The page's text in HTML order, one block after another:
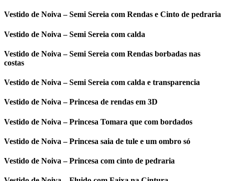
Vestido de Noiva – Semi Sereia com Rendas e Cinto de pedraria
Vestido de Noiva – Semi Sereia com calda
Vestido de Noiva – Semi Sereia com Rendas borbadas nas
costas
Vestido de Noiva – Semi Sereia com calda e transparencia
Vestido de Noiva – Princesa de rendas em 3D
Vestido de Noiva – Princesa Tomara que com bordados
Vestido de Noiva – Princesa saia de tule e um ombro só
Vestido de Noiva – Princesa com cinto de pedraria